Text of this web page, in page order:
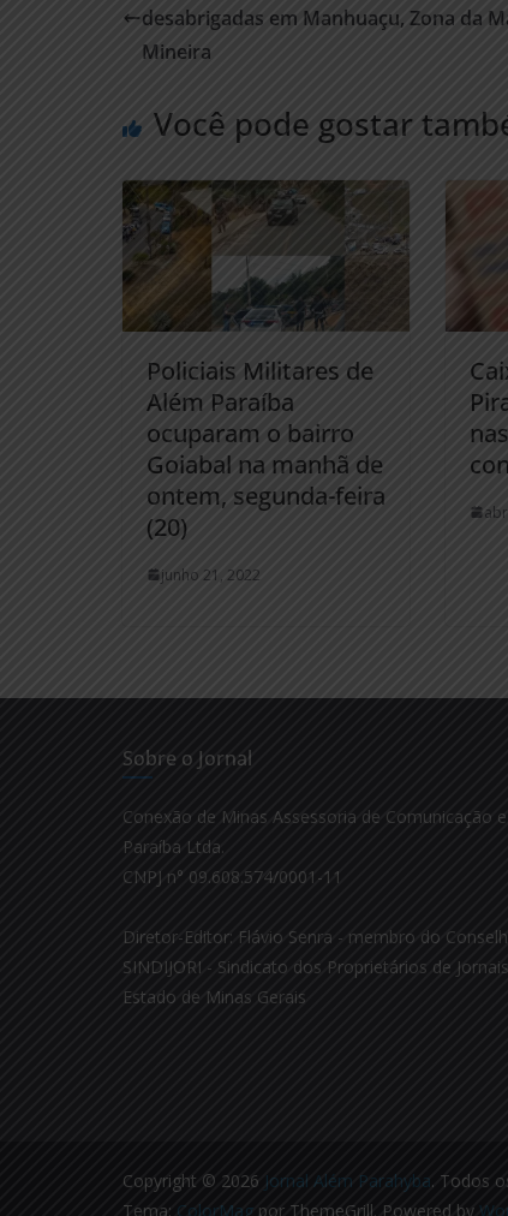
desabrigadas em Manhuaçu, Zona da
Mineira
Você pode gostar
Policiais Militares de
Além Paraíba
ocuparam o bairro
Goiabal na manhã de
ontem, segunda-feira
(20)
junho 21, 2022
Sobre o Jornal
Conexão de Minas Assessoria de Comunicação
Paraíba Ltda.
CNPJ n° 09.608.574/0001-11
Diretor-Editor: Flávio Senra - membro do
SINDIJORI - Sindicato dos Proprietários de
Estado de Minas Gerais
Copyright © 2026 Jornal Além Parahyba. Todos
Tema: ColorMag por ThemeGrill. Powered by